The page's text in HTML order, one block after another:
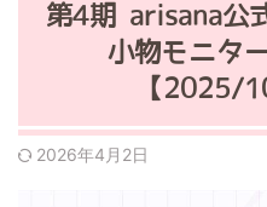
第4期 arisana公
小物モニタ
【2025/
2026年4月2日